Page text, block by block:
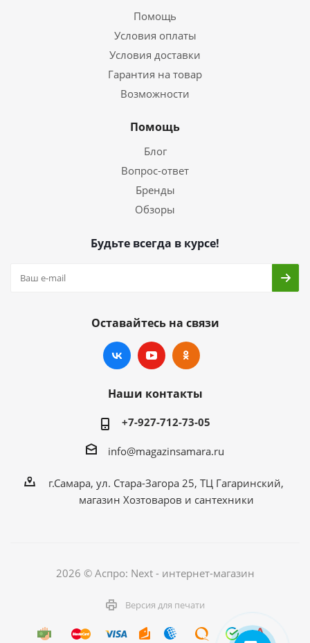
Помощь
Условия оплаты
Условия доставки
Гарантия на товар
Возможности
Помощь
Блог
Вопрос-ответ
Бренды
Обзоры
Будьте всегда в курсе!
Оставайтесь на связи
Наши контакты
+7-927-712-73-05
info@magazinsamara.ru
г.Самара, ул. Стара-Загора 25, ТЦ Гагаринский,
магазин Хозтоваров и сантехники
2026 © Аспро: Next - интернет-магазин
Версия для печати